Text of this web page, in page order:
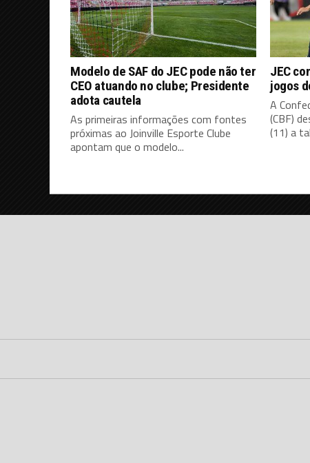
Modelo de SAF do JEC pode não ter
CEO atuando no clube; Presidente
adota cautela
As primeiras informações com fontes
próximas ao Joinville Esporte Clube
apontam que o modelo...
JEC
jogos
A
(CBF)
(11) a